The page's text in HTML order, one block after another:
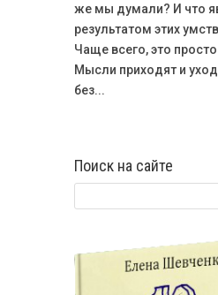
же мы думали? И что
результатом этих
Чаще всего, это
Мысли приходят и
без...
Поиск на сайте